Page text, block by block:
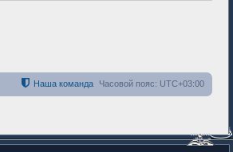
Часовой пояс: UTC+03:00
Наша команда